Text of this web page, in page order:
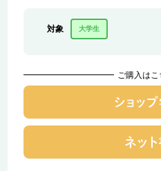
対象 大学生
ご購入はこ